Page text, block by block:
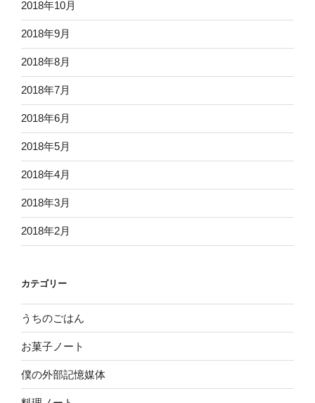
2018年10月
2018年9月
2018年8月
2018年7月
2018年6月
2018年5月
2018年4月
2018年3月
2018年2月
カテゴリー
うちのごはん
お菓子ノート
僕の外部記憶媒体